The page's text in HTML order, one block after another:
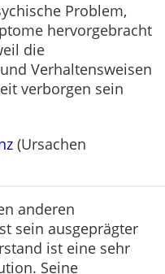
Problem,
hervorgebracht
die
Verhaltensweisen
verborgen sein
(Ursachen
anderen
sein ausgeprägter
ist eine sehr
Seine